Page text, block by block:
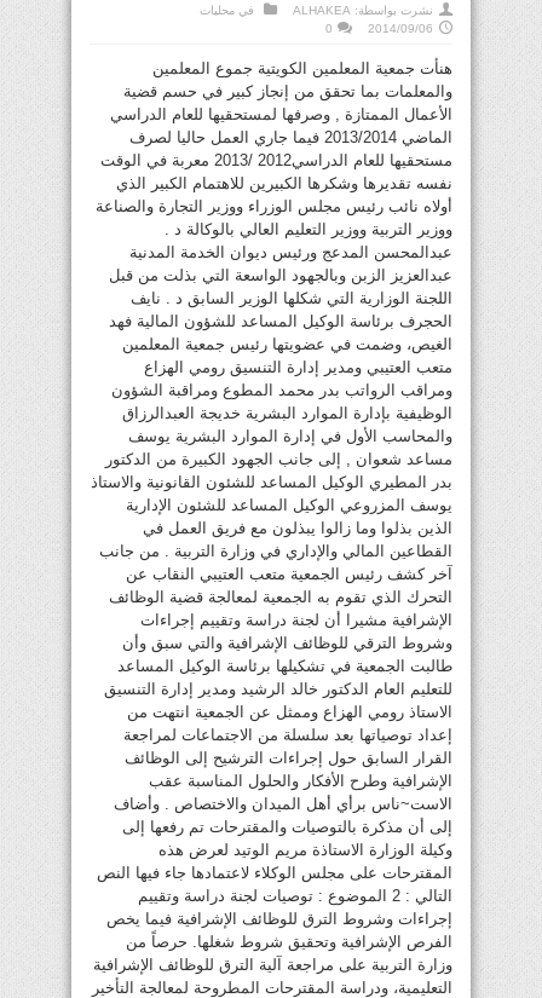
نشرت بواسطة: ALHAKEA في محليات
2014/09/06
0
هنأت جمعية المعلمين الكويتية جموع المعلمين
والمعلمات بما تحقق من إنجاز كبير في حسم قضية
الأعمال الممتازة , وصرفها لمستحقيها للعام الدراسي
الماضي 2013/2014 فيما جاري العمل حاليا لصرف
مستحقيها للعام الدراسي2012 /2013 معربة في الوقت
نفسه تقديرها وشكرها الكبيرين للاهتمام الكبير الذي
أولاه نائب رئيس مجلس الوزراء ووزير التجارة والصناعة
ووزير التربية ووزير التعليم العالي بالوكالة د .
عبدالمحسن المدعج ورئيس ديوان الخدمة المدنية
عبدالعزيز الزبن وبالجهود الواسعة التي بذلت من قبل
اللجنة الوزارية التي شكلها الوزير السابق د . نايف
الحجرف برئاسة الوكيل المساعد للشؤون المالية فهد
الغيص، وضمت في عضويتها رئيس جمعية المعلمين
متعب العتيبي ومدير إدارة التنسيق رومي الهزاع
ومراقب الرواتب بدر محمد المطوع ومراقبة الشؤون
الوظيفية بإدارة الموارد البشرية خديجة العبدالرزاق
والمحاسب الأول في إدارة الموارد البشرية يوسف
مساعد شعوان , إلى جانب الجهود الكبيرة من الدكتور
بدر المطيري الوكيل المساعد للشئون القانونية والاستاذ
يوسف المزروعي الوكيل المساعد للشئون الإدارية
الذين بذلوا وما زالوا يبذلون مع فريق العمل في
القطاعين المالي والإداري في وزارة التربية . من جانب
آخر كشف رئيس الجمعية متعب العتيبي النقاب عن
التحرك الذي تقوم به الجمعية لمعالجة قضية الوظائف
الإشرافية مشيرا أن لجنة دراسة وتقييم إجراءات
وشروط الترقي للوظائف الإشرافية والتي سبق وأن
طالبت الجمعية في تشكيلها برئاسة الوكيل المساعد
للتعليم العام الدكتور خالد الرشيد ومدير إدارة التنسيق
الاستاذ رومي الهزاع وممثل عن الجمعية انتهت من
إعداد توصياتها بعد سلسلة من الاجتماعات لمراجعة
القرار السابق حول إجراءات الترشيح إلى الوظائف
الإشرافية وطرح الأفكار والحلول المناسبة عقب
الاست~ناس برأي أهل الميدان والاختصاص . وأضاف
إلى أن مذكرة بالتوصيات والمقترحات تم رفعها إلى
وكيلة الوزارة الاستاذة مريم الوتيد لعرض هذه
المقترحات على مجلس الوكلاء لاعتمادها جاء فيها النص
التالي : 2 الموضوع : توصيات لجنة دراسة وتقييم
إجراءات وشروط الترق للوظائف الإشرافية فيما يخص
الفرص الإشرافية وتحقيق شروط شغلها. حرصاً من
وزارة التربية على مراجعة آلية الترق للوظائف الإشرافية
التعليمية، ودراسة المقترحات المطروحة لمعالجة التأخير